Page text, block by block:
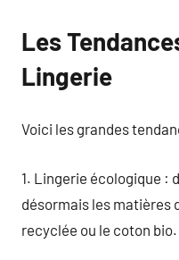
Les
Lingerie
Voici les grandes
1. Lingerie écologique :
désormais les matières
recyclée ou le coton bio.